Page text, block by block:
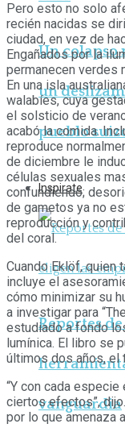
Un colapso
un
pueblo
Inspirate
Reportes
vanguardia
Pero esto no solo
recién nacidas se
ciudad, en vez de
Engañados por la
permanecen verdes
En una isla
walabíes, cuya
el solsticio de
acabó la comida.
reproduce
de diciembre le
células sexuales
confundiendo;
de gametos ya no
reproducción y
del coral.
Cuando Eklöf, quien
incluye el
cómo minimizar su
a investigar para
estudiado a fondo
lumínica. El libro se
últimos dos años, el
“Y con cada
ciertos efectos”,
por lo que amenaza